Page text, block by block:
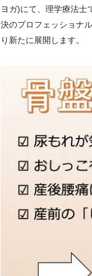
ヨガ)にて、理学療法士
決のプロフェッショナ
り新たに展開します。